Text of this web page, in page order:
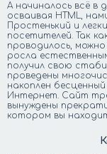
А начиналось всё в
осваивая HTML,
Простенький и
посетителей. Так
проводилось,
росла
получил свою
проведены
накоплен
Интернет. Сайт
вынуждены
котором вы